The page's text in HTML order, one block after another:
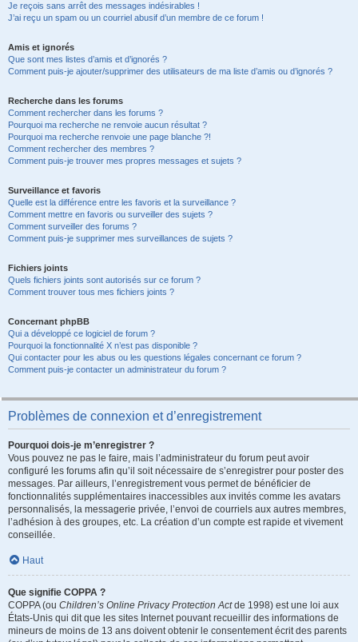
Je reçois sans arrêt des messages indésirables !
J’ai reçu un spam ou un courriel abusif d’un membre de ce forum !
Amis et ignorés
Que sont mes listes d’amis et d’ignorés ?
Comment puis-je ajouter/supprimer des utilisateurs de ma liste d’amis ou d’ignorés ?
Recherche dans les forums
Comment rechercher dans les forums ?
Pourquoi ma recherche ne renvoie aucun résultat ?
Pourquoi ma recherche renvoie une page blanche ?!
Comment rechercher des membres ?
Comment puis-je trouver mes propres messages et sujets ?
Surveillance et favoris
Quelle est la différence entre les favoris et la surveillance ?
Comment mettre en favoris ou surveiller des sujets ?
Comment surveiller des forums ?
Comment puis-je supprimer mes surveillances de sujets ?
Fichiers joints
Quels fichiers joints sont autorisés sur ce forum ?
Comment trouver tous mes fichiers joints ?
Concernant phpBB
Qui a développé ce logiciel de forum ?
Pourquoi la fonctionnalité X n’est pas disponible ?
Qui contacter pour les abus ou les questions légales concernant ce forum ?
Comment puis-je contacter un administrateur du forum ?
Problèmes de connexion et d’enregistrement
Pourquoi dois-je m’enregistrer ?
Vous pouvez ne pas le faire, mais l’administrateur du forum peut avoir
configuré les forums afin qu’il soit nécessaire de s’enregistrer pour poster des
messages. Par ailleurs, l’enregistrement vous permet de bénéficier de
fonctionnalités supplémentaires inaccessibles aux invités comme les avatars
personnalisés, la messagerie privée, l’envoi de courriels aux autres membres,
l’adhésion à des groupes, etc. La création d’un compte est rapide et vivement
conseillée.
Haut
Que signifie COPPA ?
COPPA (ou Children’s Online Privacy Protection Actde 1998) est une loi aux
États-Unis qui dit que les sites Internet pouvant recueillir des informations de
mineurs de moins de 13 ans doivent obtenir le consentement écrit des parents